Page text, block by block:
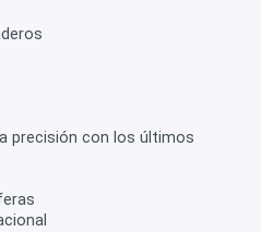
precisión con los últimos